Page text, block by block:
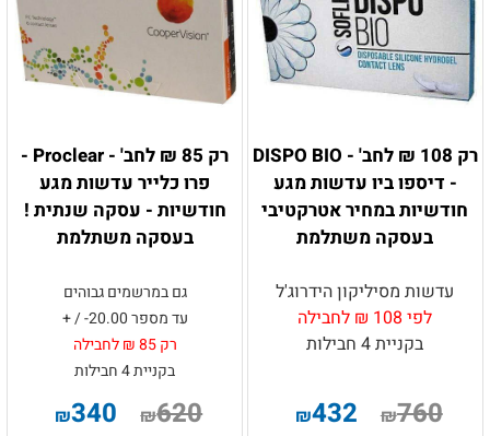
רק 108 ₪ לחב' - DISPO BIO
- דיספו ביו עדשות מגע
חודשיות במחיר אטרקטיבי
בעסקה משתלמת
עדשות מסיליקון הידרוג'ל
לפי 108 ₪ לחבילה
בקניית 4 חבילות
₪760
₪432
רק 85 ₪ לחב' - Proclear -
פרו כלייר עדשות מגע
חודשיות - עסקה שנתית !
בעסקה משתלמת
גם במרשמים גבוהים
עד מספר 20.00- / +
רק 85 ₪ לחבילה
בקניית 4 חבילות
₪620
₪340